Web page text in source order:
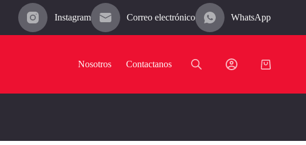
Instagram Correo electrónico WhatsApp
Nosotros Contactanos
Carro